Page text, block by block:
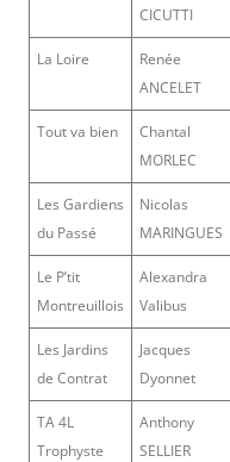
CICUTTI
La Loire
Renée
ANCELET
Tout va bien
Chantal
MORLEC
Les Gardiens
du Passé
Nicolas
MARINGUES
Le P’tit
Montreuillois
Alexandra
Valibus
Les Jardins
de Contrat
Jacques
Dyonnet
TA 4L
Trophyste
Anthony
SELLIER